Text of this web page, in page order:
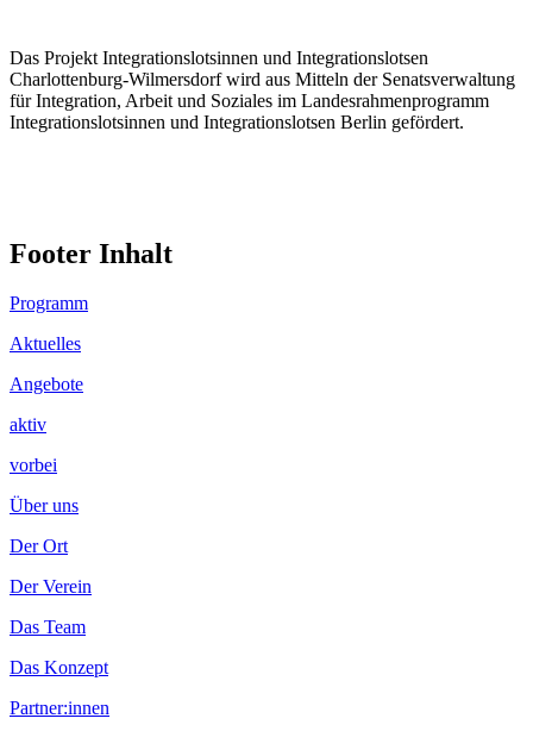
Das Projekt Integrationslotsinnen und Integrationslotsen
Charlottenburg-Wilmersdorf wird aus Mitteln der Senatsverwaltung
für Integration, Arbeit und Soziales im Landesrahmenprogramm
Integrationslotsinnen und Integrationslotsen Berlin gefördert.
Footer Inhalt
Programm
Aktuelles
Angebote
aktiv
vorbei
Über uns
Der Ort
Der Verein
Das Team
Das Konzept
Partner:innen